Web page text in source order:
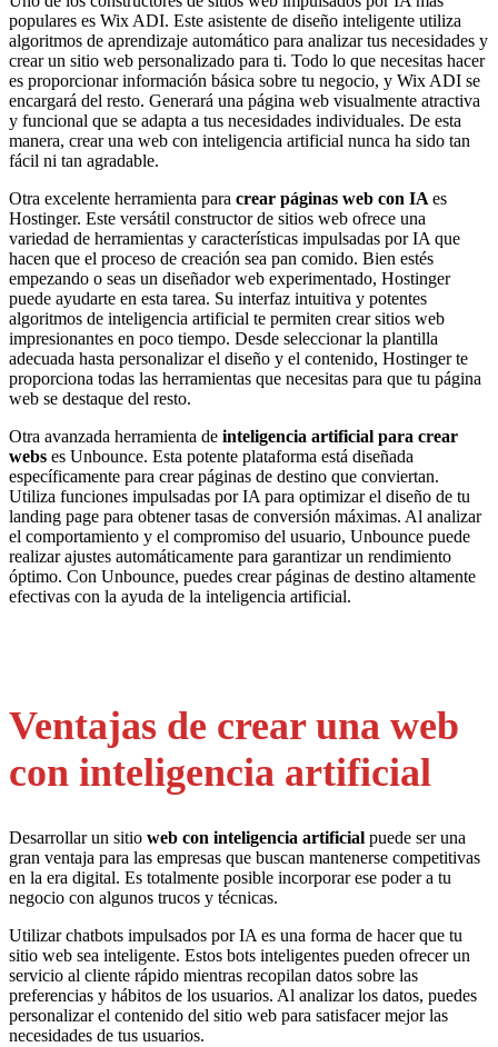
populares es Wix ADI. Este asistente de diseño inteligente utiliza
algoritmos de aprendizaje automático para analizar tus necesidades y
crear un sitio web personalizado para ti. Todo lo que necesitas hacer
es proporcionar información básica sobre tu negocio, y Wix ADI se
encargará del resto. Generará una página web visualmente atractiva
y funcional que se adapta a tus necesidades individuales. De esta
manera, crear una web con inteligencia artificial nunca ha sido tan
fácil ni tan agradable.
Otra excelente herramienta para crear páginas web con IA es
Hostinger. Este versátil constructor de sitios web ofrece una
variedad de herramientas y características impulsadas por IA que
hacen que el proceso de creación sea pan comido. Bien estés
empezando o seas un diseñador web experimentado, Hostinger
puede ayudarte en esta tarea. Su interfaz intuitiva y potentes
algoritmos de inteligencia artificial te permiten crear sitios web
impresionantes en poco tiempo. Desde seleccionar la plantilla
adecuada hasta personalizar el diseño y el contenido, Hostinger te
proporciona todas las herramientas que necesitas para que tu página
web se destaque del resto.
Otra avanzada herramienta de inteligencia artificial para crear
webs es Unbounce. Esta potente plataforma está diseñada
específicamente para crear páginas de destino que conviertan.
Utiliza funciones impulsadas por IA para optimizar el diseño de tu
landing page para obtener tasas de conversión máximas. Al analizar
el comportamiento y el compromiso del usuario, Unbounce puede
realizar ajustes automáticamente para garantizar un rendimiento
óptimo. Con Unbounce, puedes crear páginas de destino altamente
efectivas con la ayuda de la inteligencia artificial.
Ventajas de crear una web
con inteligencia artificial
Desarrollar un sitio web con inteligencia artificial puede ser una
gran ventaja para las empresas que buscan mantenerse competitivas
en la era digital. Es totalmente posible incorporar ese poder a tu
negocio con algunos trucos y técnicas.
Utilizar chatbots impulsados por IA es una forma de hacer que tu
sitio web sea inteligente. Estos bots inteligentes pueden ofrecer un
servicio al cliente rápido mientras recopilan datos sobre las
preferencias y hábitos de los usuarios. Al analizar los datos, puedes
personalizar el contenido del sitio web para satisfacer mejor las
necesidades de tus usuarios.